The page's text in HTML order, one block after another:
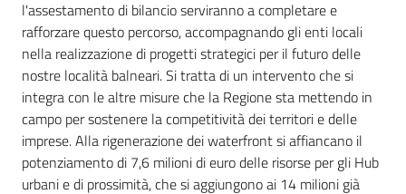
l'assestamento di bilancio serviranno a completare e
rafforzare questo percorso, accompagnando gli enti locali
nella realizzazione di progetti strategici per il futuro delle
nostre località balneari. Si tratta di un intervento che si
integra con le altre misure che la Regione sta mettendo in
campo per sostenere la competitività dei territori e delle
imprese. Alla rigenerazione dei waterfront si affiancano il
potenziamento di 7,6 milioni di euro delle risorse per gli Hub
urbani e di prossimità, che si aggiungono ai 14 milioni già